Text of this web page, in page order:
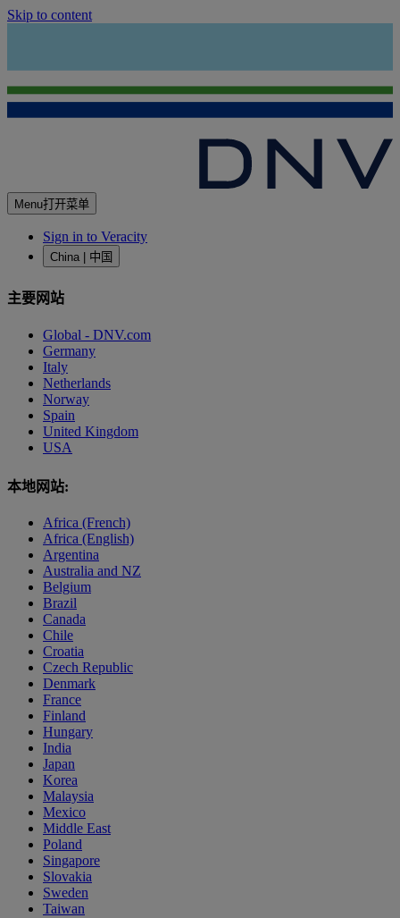
Skip to content
Menu打开菜单
Sign in to Veracity
China | 中国
主要网站
Global - DNV.com
Germany
Italy
Netherlands
Norway
Spain
United Kingdom
USA
本地网站:
Africa (French)
Africa (English)
Argentina
Australia and NZ
Belgium
Brazil
Canada
Chile
Croatia
Czech Republic
Denmark
France
Finland
Hungary
India
Japan
Korea
Malaysia
Mexico
Middle East
Poland
Singapore
Slovakia
Sweden
Taiwan